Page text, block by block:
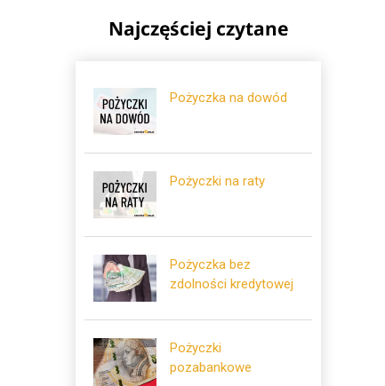
Najczęściej czytane
Pożyczka na dowód
Pożyczki na raty
Pożyczka bez
zdolności kredytowej
Pożyczki
pozabankowe